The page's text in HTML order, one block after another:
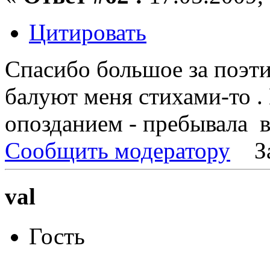
Цитировать
Спасибо большое за
балуют меня стихами-то
опозданием - пребывала
Сообщить модератору
val
Гость